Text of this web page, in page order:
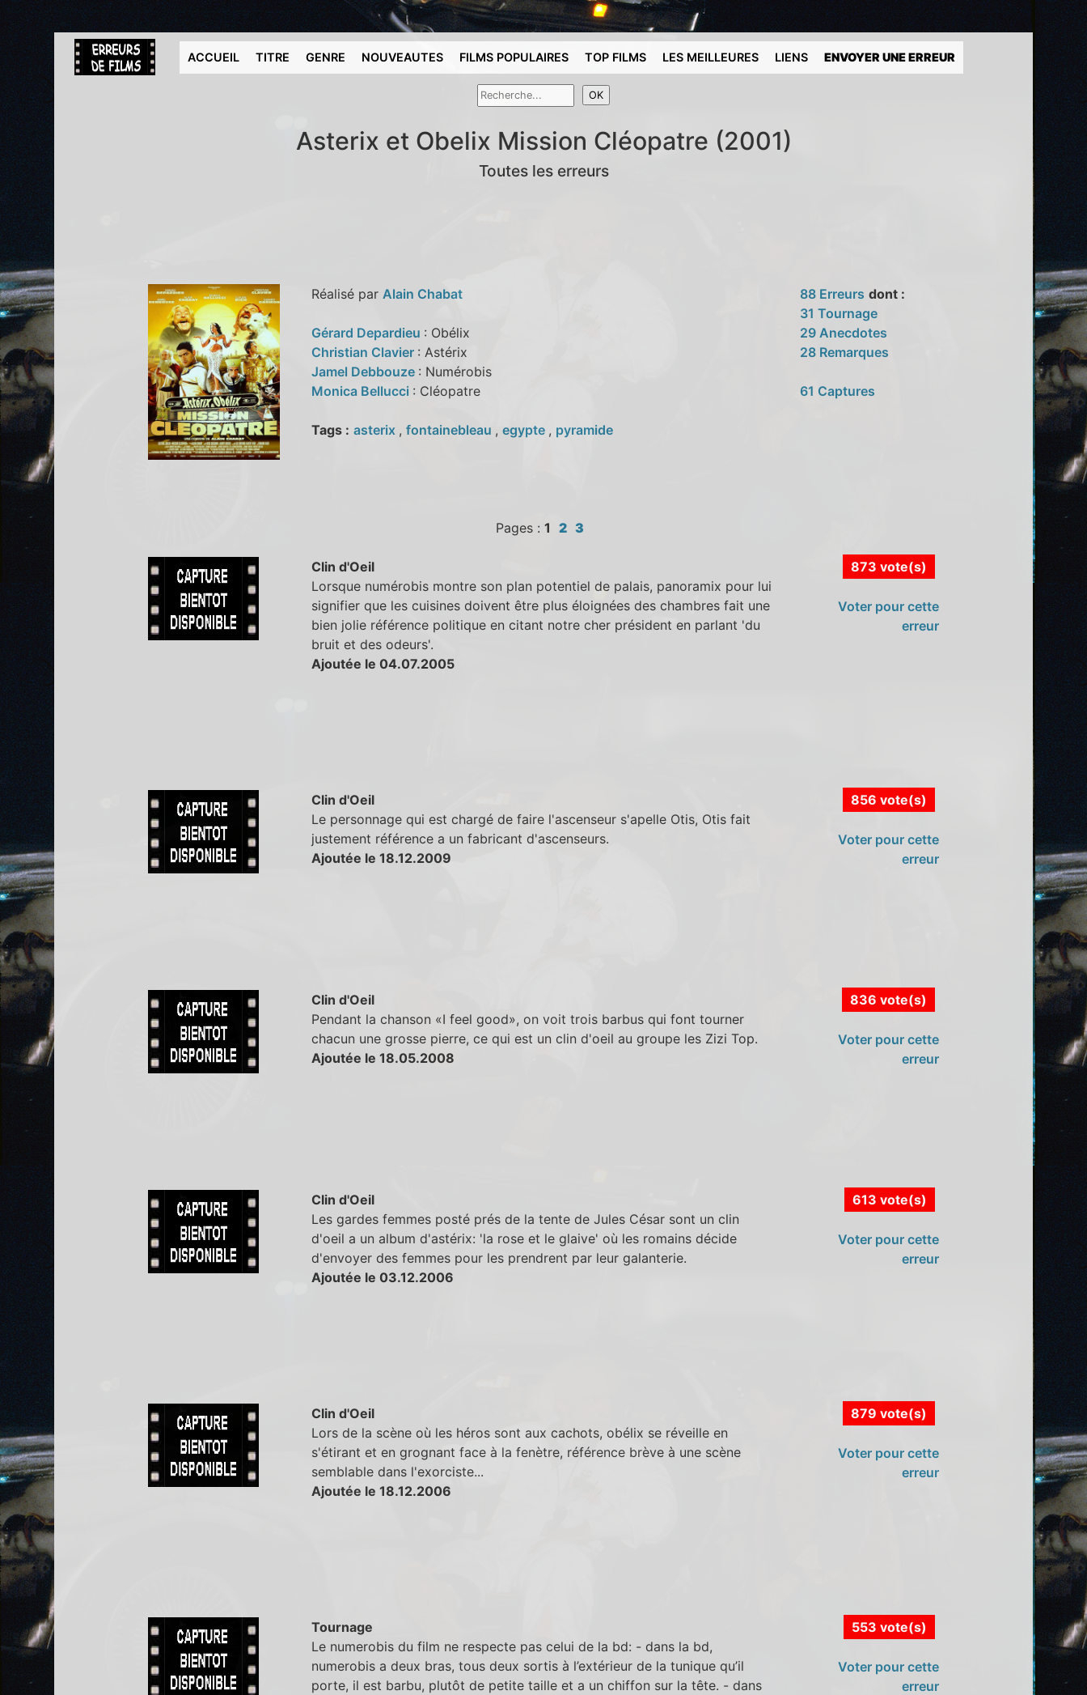
ACCUEIL TITRE GENRE NOUVEAUTES FILMS POPULAIRES TOP FILMS LES MEILLEURES LIENS ENVOYER UNE ERREUR
Asterix et Obelix Mission Cléopatre (2001)
Toutes les erreurs
Réalisé par Alain Chabat
Gérard Depardieu : Obélix
Christian Clavier : Astérix
Jamel Debbouze : Numérobis
Monica Bellucci : Cléopatre
Tags : asterix , fontainebleau , egypte , pyramide
88 Erreurs dont :
31 Tournage
29 Anecdotes
28 Remarques
61 Captures
Pages : 1 2 3
Clin d'Oeil
Lorsque numérobis montre son plan potentiel de palais, panoramix pour lui
signifier que les cuisines doivent être plus éloignées des chambres fait une
bien jolie référence politique en citant notre cher président en parlant 'du
bruit et des odeurs'.
Ajoutée le 04.07.2005
873 vote(s)
Voter pour cette
erreur
Clin d'Oeil
Le personnage qui est chargé de faire l'ascenseur s'apelle Otis, Otis fait
justement référence a un fabricant d'ascenseurs.
Ajoutée le 18.12.2009
856 vote(s)
Voter pour cette
erreur
Clin d'Oeil
Pendant la chanson «I feel good», on voit trois barbus qui font tourner
chacun une grosse pierre, ce qui est un clin d'oeil au groupe les Zizi Top.
Ajoutée le 18.05.2008
836 vote(s)
Voter pour cette
erreur
Clin d'Oeil
Les gardes femmes posté prés de la tente de Jules César sont un clin
d'oeil a un album d'astérix: 'la rose et le glaive' où les romains décide
d'envoyer des femmes pour les prendrent par leur galanterie.
Ajoutée le 03.12.2006
613 vote(s)
Voter pour cette
erreur
Clin d'Oeil
Lors de la scène où les héros sont aux cachots, obélix se réveille en
s'étirant et en grognant face à la fenètre, référence brève à une scène
semblable dans l'exorciste...
Ajoutée le 18.12.2006
879 vote(s)
Voter pour cette
erreur
Tournage
Le numerobis du film ne respecte pas celui de la bd: - dans la bd,
numerobis a deux bras, tous deux sortis à l’extérieur de la tunique qu’il
porte, il est barbu, plutôt de petite taille et a un chiffon sur la tête. - dans
553 vote(s)
Voter pour cette
erreur